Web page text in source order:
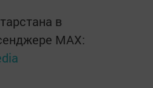
в
MАХ: